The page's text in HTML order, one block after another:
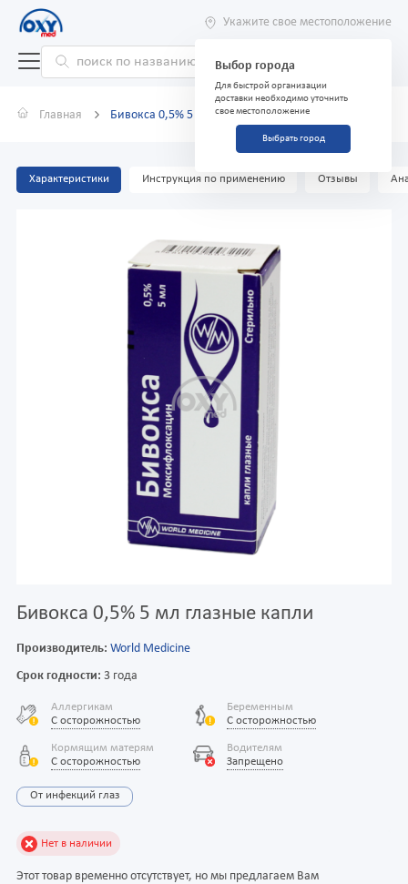
Укажите свое местоположение
Выбор города
Для быстрой организации
доставки необходимо уточнить
свое местоположение
Выбрать город
Главная Бивокса 0,5% 5 мл глазные капли
Характеристики Инструкция по применению Отзывы
Бивокса 0,5% 5 мл глазные капли
Производитель: World Medicine
Срок годности: 3 года
Аллергикам
С осторожностью
Беременным
С осторожностью
Кормящим матерям
С осторожностью
Водителям
Запрещено
От инфекций глаз
Нет в наличии
Этот товар временно отсутствует, но мы предлагаем Вам